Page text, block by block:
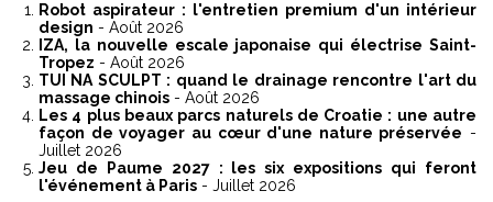
Robot aspirateur : l'entretien premium d'un intérieur
design - Août 2026
IZA, la nouvelle escale japonaise qui électrise Saint-
Tropez - Août 2026
TUI NA SCULPT : quand le drainage rencontre l'art du
massage chinois - Août 2026
Les 4 plus beaux parcs naturels de Croatie : une autre
façon de voyager au cœur d'une nature préservée -
Juillet 2026
Jeu de Paume 2027 : les six expositions qui feront
l'événement à Paris - Juillet 2026